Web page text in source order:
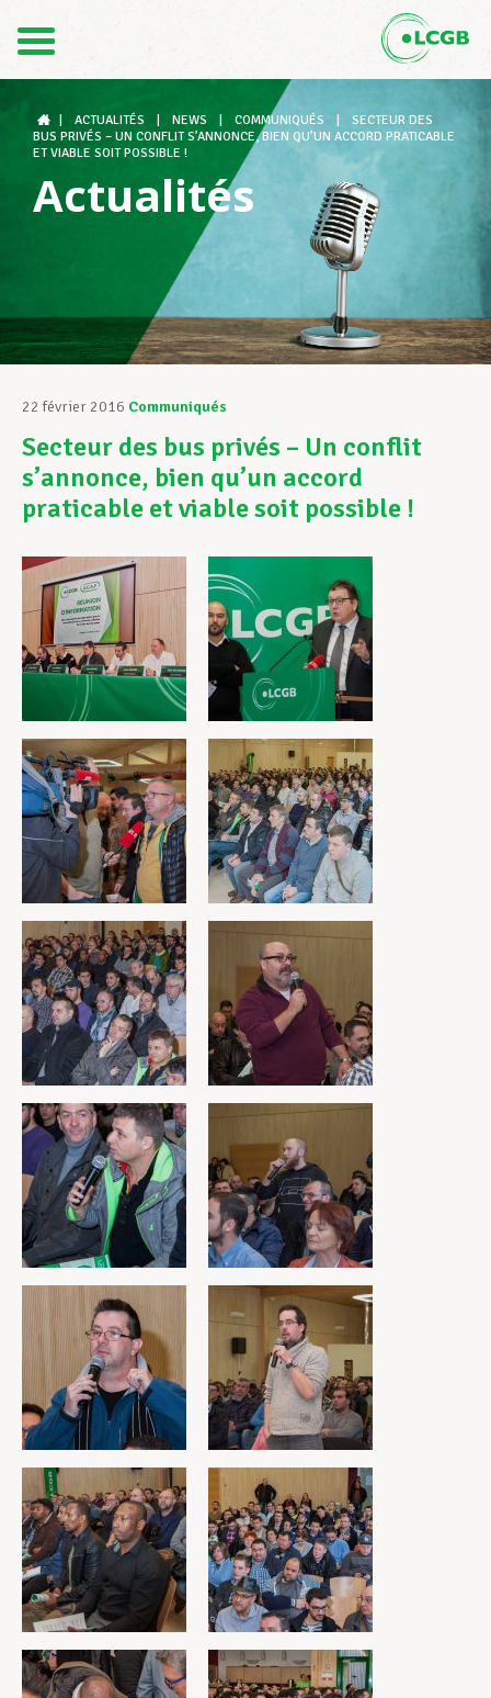
DE
Le LCGB
Structures syndicales
Assistance au Travail
Vos droits
Développement professionnel
Devenir Membre
Actualités
ACTUALITÉS NEWS COMMUNIQUÉS
SECTEUR DES
BUS PRIVÉS – UN CONFLIT S’ANNONCE, BIEN QU’UN ACCORD PRATICABLE
ET VIABLE SOIT POSSIBLE !
Actualités
22 février 2016 Communiqués
Secteur des bus privés – Un conflit
s’annonce, bien qu’un accord
praticable et viable soit possible !